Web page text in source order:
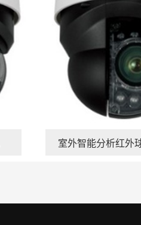
室外智能分析红外